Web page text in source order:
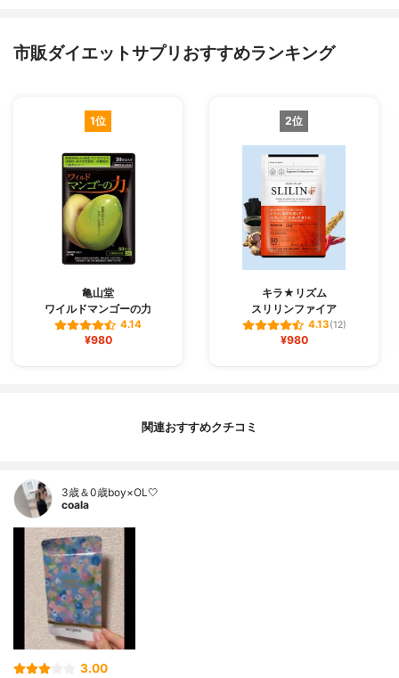
市販ダイエットサプリおすすめランキング
1位
亀山堂
ワイルドマンゴーの力
4.14
¥980
2位
キラ★リズム
スリリンファイア
4.13(12)
¥980
関連おすすめクチコミ
3歳＆0歳boy×OL🤍
coala
3.00